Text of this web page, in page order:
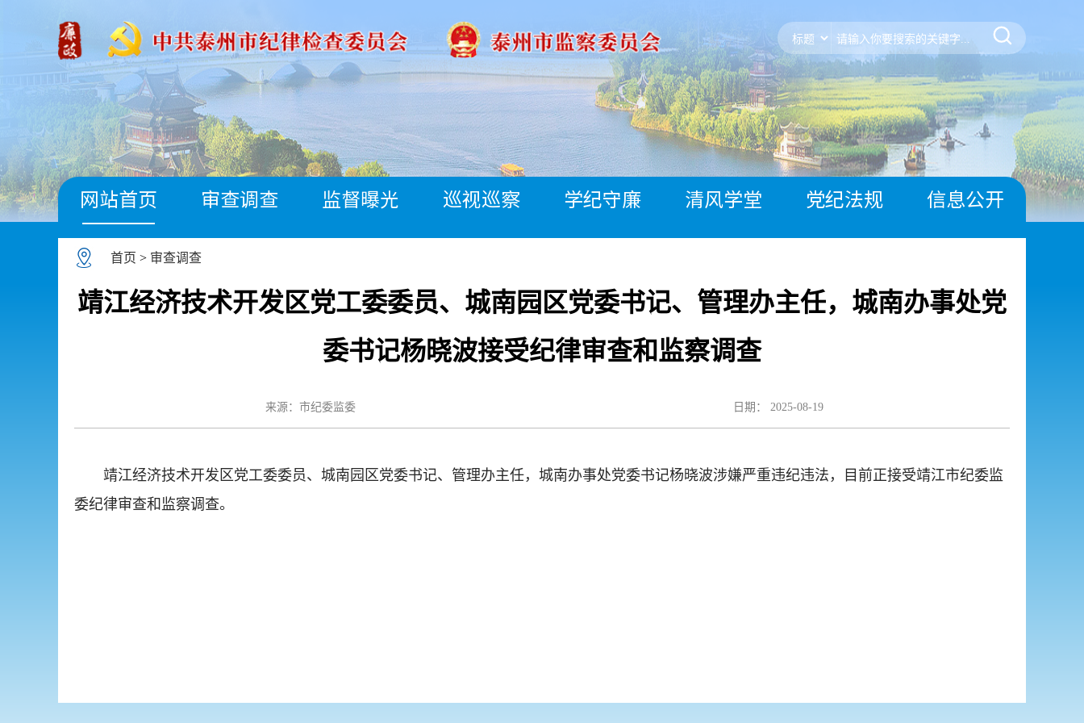
网站首页 审查调查 监督曝光 巡视巡察 学纪守廉 清风学堂 党纪法规 信息公开
首页 > 审查调查
靖江经济技术开发区党工委委员、城南园区党委书记、管理办主任，城南办事处党
委书记杨晓波接受纪律审查和监察调查
来源：市纪委监委 日期： 2025-08-19
靖江经济技术开发区党工委委员、城南园区党委书记、管理办主任，城南办事处党委书记杨晓波涉嫌严重违纪违法，目前正接受靖江市纪委监
委纪律审查和监察调查。